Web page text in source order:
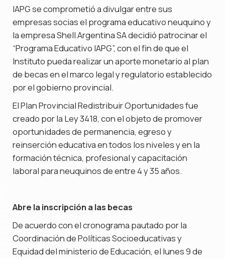
IAPG se comprometió a divulgar entre sus
empresas socias el programa educativo neuquino y
la empresa Shell Argentina SA decidió patrocinar el
“Programa Educativo IAPG”, con el fin de que el
Instituto pueda realizar un aporte monetario al plan
de becas en el marco legal y regulatorio establecido
por el gobierno provincial.
El Plan Provincial Redistribuir Oportunidades fue
creado por la Ley 3418, con el objeto de promover
oportunidades de permanencia, egreso y
reinserción educativa en todos los niveles y en la
formación técnica, profesional y capacitación
laboral para neuquinos de entre 4 y 35 años.
Abre la inscripción a las becas
De acuerdo con el cronograma pautado por la
Coordinación de Políticas Socioeducativas y
Equidad del ministerio de Educación, el lunes 9 de